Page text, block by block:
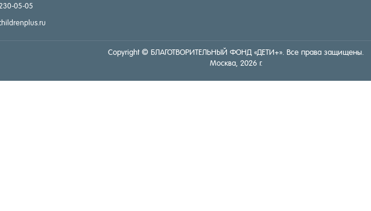
05-05
Copyright © БЛА­ГОТ­ВО­РИТЕЛЬ­НЫЙ ФОНД «ДЕ­ТИ+». Все пра­ва за­щище­ны.
Мос­ква, 2026 г.